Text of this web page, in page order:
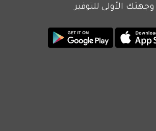
وجهتك الأولى للتوفير